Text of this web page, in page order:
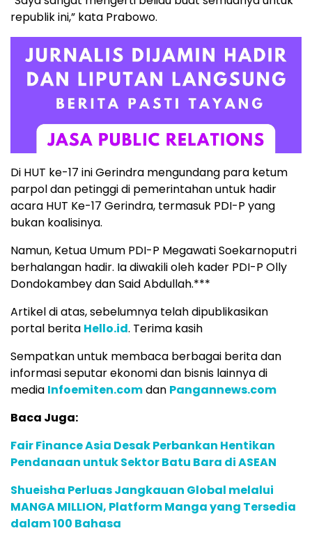
republik ini,” kata Prabowo.
Di HUT ke-17 ini Gerindra mengundang para ketum
parpol dan petinggi di pemerintahan untuk hadir
acara HUT Ke-17 Gerindra, termasuk PDI-P yang
bukan koalisinya.
Namun, Ketua Umum PDI-P Megawati Soekarnoputri
berhalangan hadir. Ia diwakili oleh kader PDI-P Olly
Dondokambey dan Said Abdullah.***
Artikel di atas, sebelumnya telah dipublikasikan
portal berita Hello.id. Terima kasih
Sempatkan untuk membaca berbagai berita dan
informasi seputar ekonomi dan bisnis lainnya di
media Infoemiten.comdan Pangannews.com
Baca Juga:
Fair Finance Asia Desak Perbankan Hentikan
Pendanaan untuk Sektor Batu Bara di ASEAN
Shueisha Perluas Jangkauan Global melalui
MANGA MILLION, Platform Manga yang Tersedia
dalam 100 Bahasa